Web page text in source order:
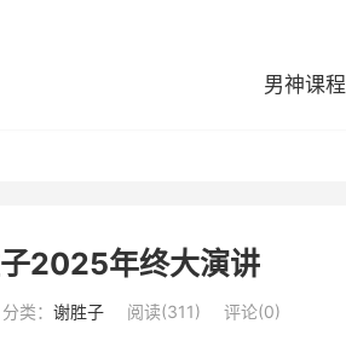
男神课程
2025年终大演讲
分类： 谢胜子 阅读(311) 评论(0)